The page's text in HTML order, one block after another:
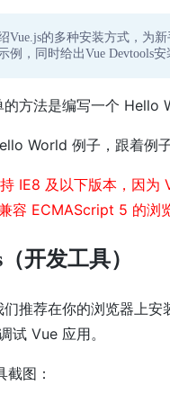
Vue.js的多种安装方式，为
例，同时给出Vue Devtools
方法是编写一个 Hello
World 例子，跟着例
IE8 及以下版本，因
容 ECMAScript 5 的浏览
开发工具）
推荐在你的浏览器上
试 Vue 应用。
图：